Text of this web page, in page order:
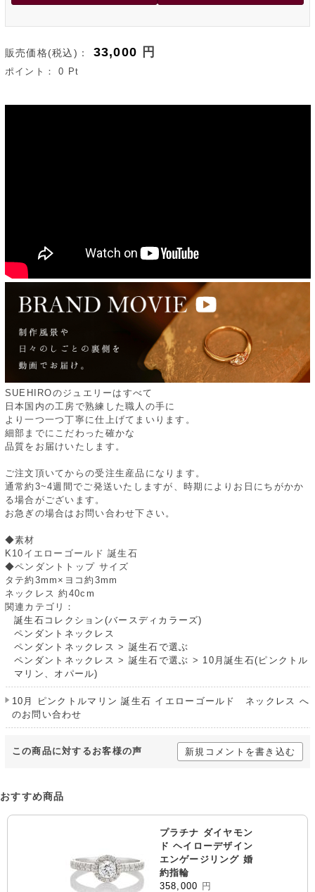
販売価格(税込)： 33,000 円
ポイント：0 Pt
SUEHIROのジュエリーはすべて
日本国内の工房で熟練した職人の手に
より一つ一つ丁寧に仕上げてまいります。
細部までにこだわった確かな
品質をお届けいたします。
ご注文頂いてからの受注生産品になります。
通常約3~4週間でご発送いたしますが、時期によりお日にちがかか
る場合がございます。
お急ぎの場合はお問い合わせ下さい。
◆素材
K10イエローゴールド 誕生石
◆ペンダントトップ サイズ
タテ約3mm×ヨコ約3mm
ネックレス 約40cm
関連カテゴリ：
誕生石コレクション(バースディカラーズ)
ペンダントネックレス
ペンダントネックレス > 誕生石で選ぶ
ペンダントネックレス > 誕生石で選ぶ > 10月誕生石(ピンクトル
マリン、オパール)
10月 ピンクトルマリン 誕生石 イエローゴールド ネックレス へ
のお問い合わせ
この商品に対するお客様の声 新規コメントを書き込む
おすすめ商品
プラチナ ダイヤモン
ド ヘイローデザイン
エンゲージリング 婚
約指輪
358,000 円